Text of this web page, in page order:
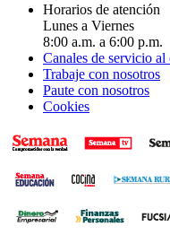
Horarios de atención
Lunes a Viernes
8:00 a.m. a 6:00 p.m.
Canales de servicio al
Trabaje con nosotros
Paute con nosotros
Cookies